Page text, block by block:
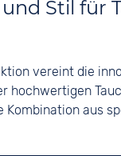
Stil für
vereint die
hochwertigen
Kombination aus